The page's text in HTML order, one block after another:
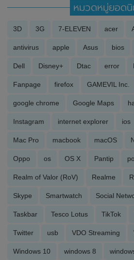
หมวดหมู่ยอดนิ
3D 3G 7-ELEVEN acer
antivirus apple Asus bios
Dell Disney+ Dtac error
Fanpage firefox GAMEVIL Inc.
google chrome Google Maps
Instagram internet explorer ios
Mac Pro macbook macOS
Oppo os OS X Pantip
Realm of Valor (RoV) Realme
Skype Smartwatch Social
Taskbar Tesco Lotus TikTok
Twitter usb VDO Streaming
Windows 10 windows 8